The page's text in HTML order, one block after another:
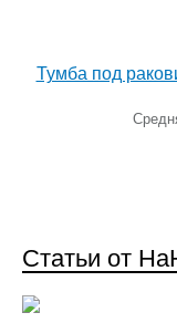
Тумба под
Статьи от